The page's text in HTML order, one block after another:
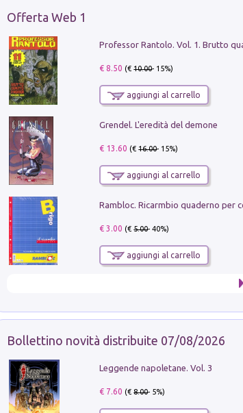
Offerta Web 1
€ 8.50 (€10.00- 15%)
aggiungi al carrello
Grendel. L'eredità del demone
€ 13.60 (€16.00- 15%)
aggiungi al carrello
€ 3.00 (€5.00- 40%)
aggiungi al carrello
Bollettino novità distribuite 07/08/2026
Leggende napoletane. Vol. 3
€ 7.60 (€8.00- 5%)